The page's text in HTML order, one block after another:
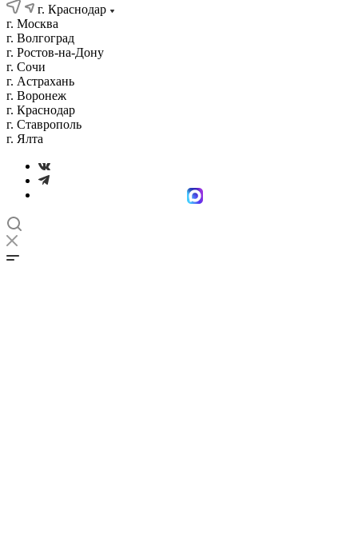
г. Краснодар
г. Москва
г. Волгоград
г. Ростов-на-Дону
г. Сочи
г. Астрахань
г. Воронеж
г. Краснодар
г. Ставрополь
г. Ялта